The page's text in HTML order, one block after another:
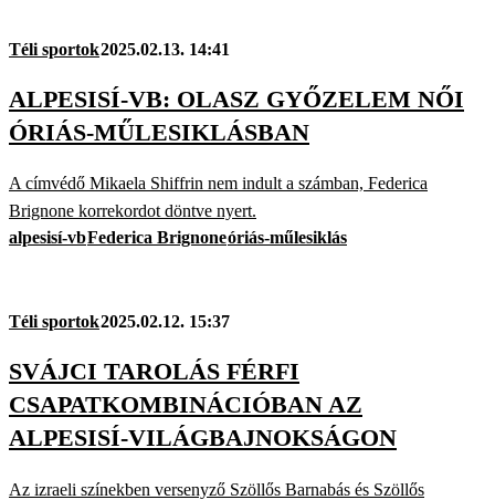
Téli sportok2025.02.13. 14:41
ALPESISÍ-VB: OLASZ GYŐZELEM NŐI
ÓRIÁS-MŰLESIKLÁSBAN
A címvédő Mikaela Shiffrin nem indult a számban, Federica
Brignone korrekordot döntve nyert.
alpesisí-vbFederica Brignoneóriás-műlesiklás
Téli sportok2025.02.12. 15:37
SVÁJCI TAROLÁS FÉRFI
CSAPATKOMBINÁCIÓBAN AZ
ALPESISÍ-VILÁGBAJNOKSÁGON
Az izraeli színekben versenyző Szöllős Barnabás és Szöllős